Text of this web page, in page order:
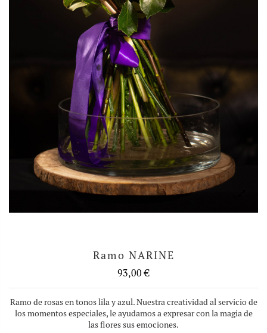
Ramo NARINE
93,00 €
Ramo de rosas en tonos lila y azul. Nuestra creatividad al servicio de
los momentos especiales, le ayudamos a expresar con la magia de
las flores sus emociones.